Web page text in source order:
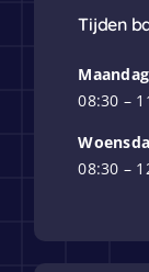
Tijden
08:30 –
08:30 –